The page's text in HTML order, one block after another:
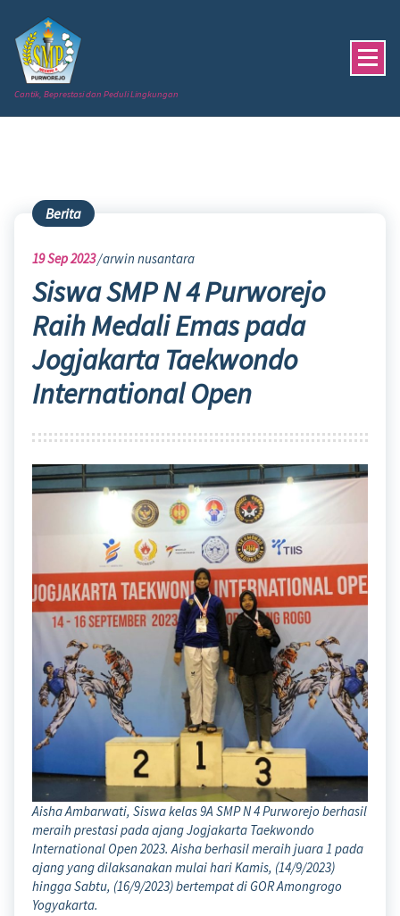
content
Cantik, Beprestasi dan Peduli Lingkungan
Berita
19Sep 2023 arwin nusantara
Siswa SMP N 4 Purworejo
Raih Medali Emas pada
Jogjakarta Taekwondo
International Open
Aisha Ambarwati, Siswa kelas 9A SMP N 4 Purworejo berhasil
meraih prestasi pada ajang Jogjakarta Taekwondo
International Open 2023. Aisha berhasil meraih juara 1 pada
ajang yang dilaksanakan mulai hari Kamis, (14/9/2023)
hingga Sabtu, (16/9/2023) bertempat di GOR Amongrogo
Yogyakarta.